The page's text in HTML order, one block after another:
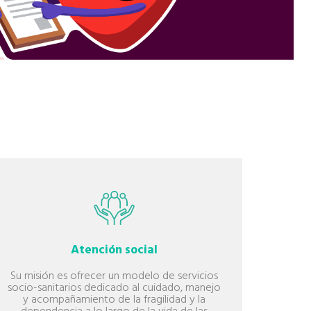
Atención social
Su misión es ofrecer un modelo de servicios
socio-sanitarios dedicado al cuidado, manejo
y acompañamiento de la fragilidad y la